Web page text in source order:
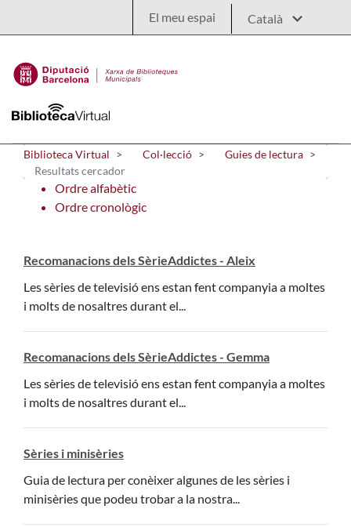
El meu espai
Biblioteca Virtual Col·lecció
Guies de lectura
Resultats cercador
Ordre alfabètic
Ordre cronològic
Recomanacions dels SèrieAddictes - Aleix
Les sèries de televisió ens estan fent companyia a moltes
i molts de nosaltres durant el...
Recomanacions dels SèrieAddictes - Gemma
Les sèries de televisió ens estan fent companyia a moltes
i molts de nosaltres durant el...
Sèries i minisèries
Guia de lectura per conèixer algunes de les sèries i
minisèries que podeu trobar a la nostra...